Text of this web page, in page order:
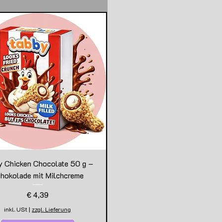
Chicken Chocolate 50 g –
mit Milchcreme
Preis
€ 4,39
inkl. USt |zzgl. Lieferung